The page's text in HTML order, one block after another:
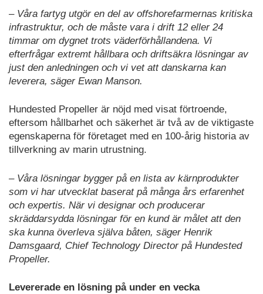
– Våra fartyg utgör en del av offshorefarmernas kritiska
infrastruktur, och de måste vara i drift 12 eller 24
timmar om dygnet trots väderförhållandena. Vi
efterfrågar extremt hållbara och driftsäkra lösningar av
just den anledningen och vi vet att danskarna kan
leverera, säger Ewan Manson.
Hundested Propeller är nöjd med visat förtroende,
eftersom hållbarhet och säkerhet är två av de viktigaste
egenskaperna för företaget med en 100-årig historia av
tillverkning av marin utrustning.
– Våra lösningar bygger på en lista av kärnprodukter
som vi har utvecklat baserat på många års erfarenhet
och expertis. När vi designar och producerar
skräddarsydda lösningar för en kund är målet att den
ska kunna överleva själva båten, säger Henrik
Damsgaard, Chief Technology Director på Hundested
Propeller.
Levererade en lösning på under en vecka